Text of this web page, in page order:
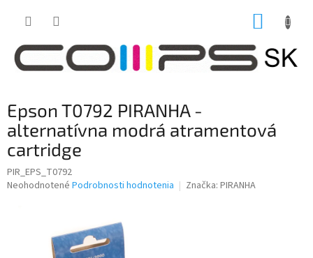
Epson T0792 ​​PIRANHA -
alternatívna modrá atramentová
cartridge
PIR_EPS_T0792
Priemerné
Neohodnotené Podrobnosti hodnotenia Značka: PIRANHA